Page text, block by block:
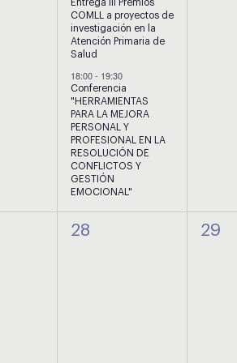
Entrega III Premios
COMLL a proyectos de
investigación en la
Atención Primaria de
Salud
18:00- 19:30
Conferencia
"HERRAMIENTAS
PARA LA MEJORA
PERSONAL Y
PROFESIONAL EN LA
RESOLUCIÓN DE
CONFLICTOS Y
GESTIÓN
EMOCIONAL"
0
28
0
29